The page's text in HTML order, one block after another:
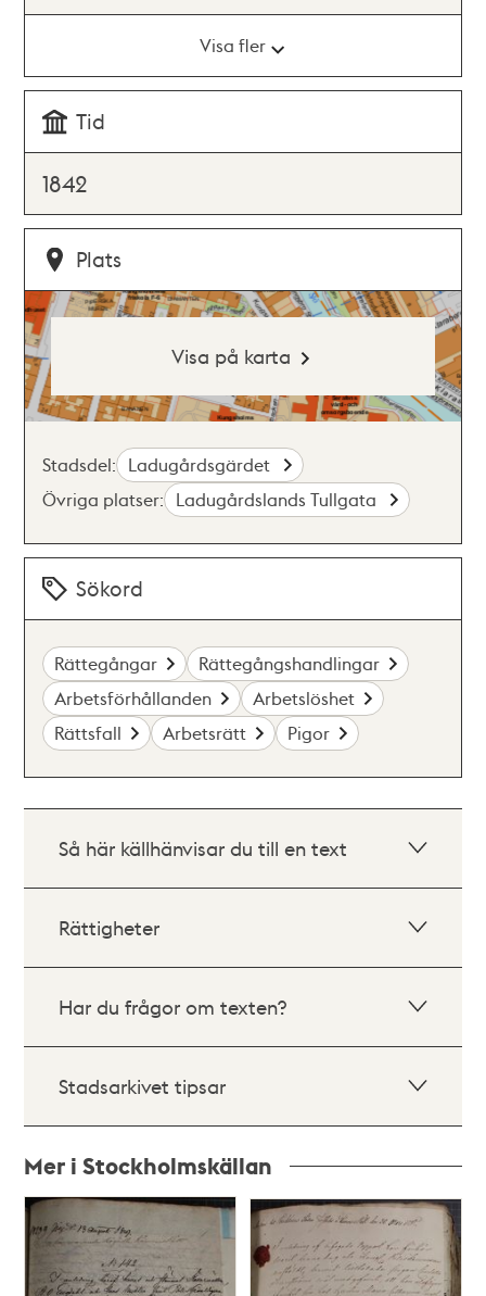
Visa fler
Tid
1842
Plats
Visa på karta
Stadsdel: Ladugårdsgärdet
Övriga platser: Ladugårdslands Tullgata
Sökord
Rättegångar
Rättegångshandlingar
Arbetsförhållanden
Arbetslöshet
Rättsfall
Arbetsrätt Pigor
Så här källhänvisar du till en text
Rättigheter
Har du frågor om texten?
Stadsarkivet tipsar
Mer i Stockholmskällan
Relaterade
poster
teman